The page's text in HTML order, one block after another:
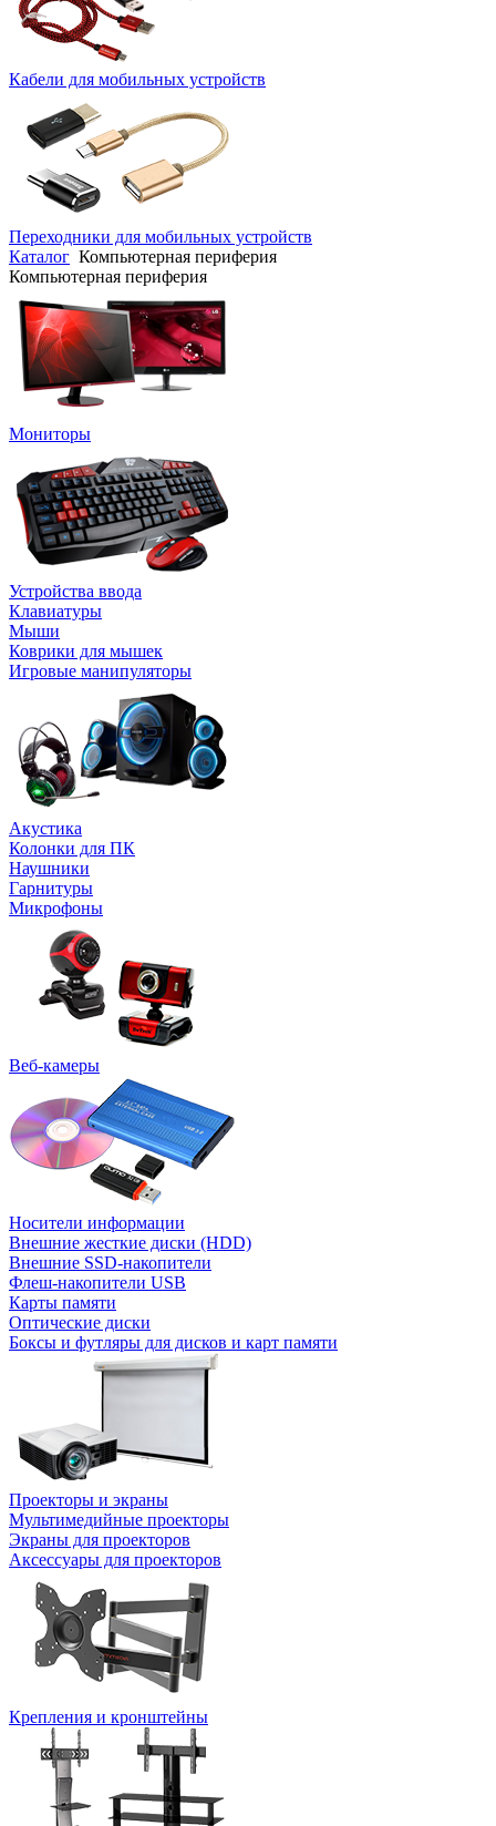
Кабели для мобильных устройств
Переходники для мобильных устройств
Каталог Компьютерная периферия
Компьютерная периферия
Мониторы
Устройства ввода
Клавиатуры
Мыши
Коврики для мышек
Игровые манипуляторы
Акустика
Колонки для ПК
Наушники
Гарнитуры
Микрофоны
Веб-камеры
Носители информации
Внешние жесткие диски (HDD)
Внешние SSD-накопители
Флеш-накопители USB
Карты памяти
Оптические диски
Боксы и футляры для дисков и карт памяти
Проекторы и экраны
Мультимедийные проекторы
Экраны для проекторов
Аксессуары для проекторов
Крепления и кронштейны